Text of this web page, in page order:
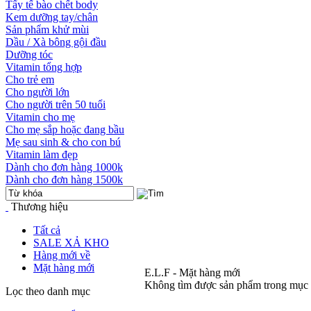
Tẩy tế bào chết body
Kem dưỡng tay/chân
Sản phẩm khử mùi
Dầu / Xà bông gội đầu
Dưỡng tóc
Vitamin tổng hợp
Cho trẻ em
Cho người lớn
Cho người trên 50 tuổi
Vitamin cho mẹ
Cho mẹ sắp hoặc đang bầu
Mẹ sau sinh & cho con bú
Vitamin làm đẹp
Dành cho đơn hàng 1000k
Dành cho đơn hàng 1500k
Thương hiệu
Tất cả
SALE XẢ KHO
Hàng mới về
Mặt hàng mới
Lọc theo danh mục
E.L.F - Mặt hàng mới
Không tìm được sản phẩm trong mục